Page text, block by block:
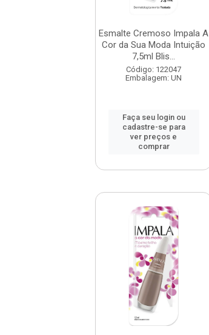
Esmalte Cremoso Impala A
Cor da Sua Moda Intuição
7,5ml Blis...
Código: 122047
Embalagem: UN
Faça seu login ou
cadastre-se para
ver preços e
comprar